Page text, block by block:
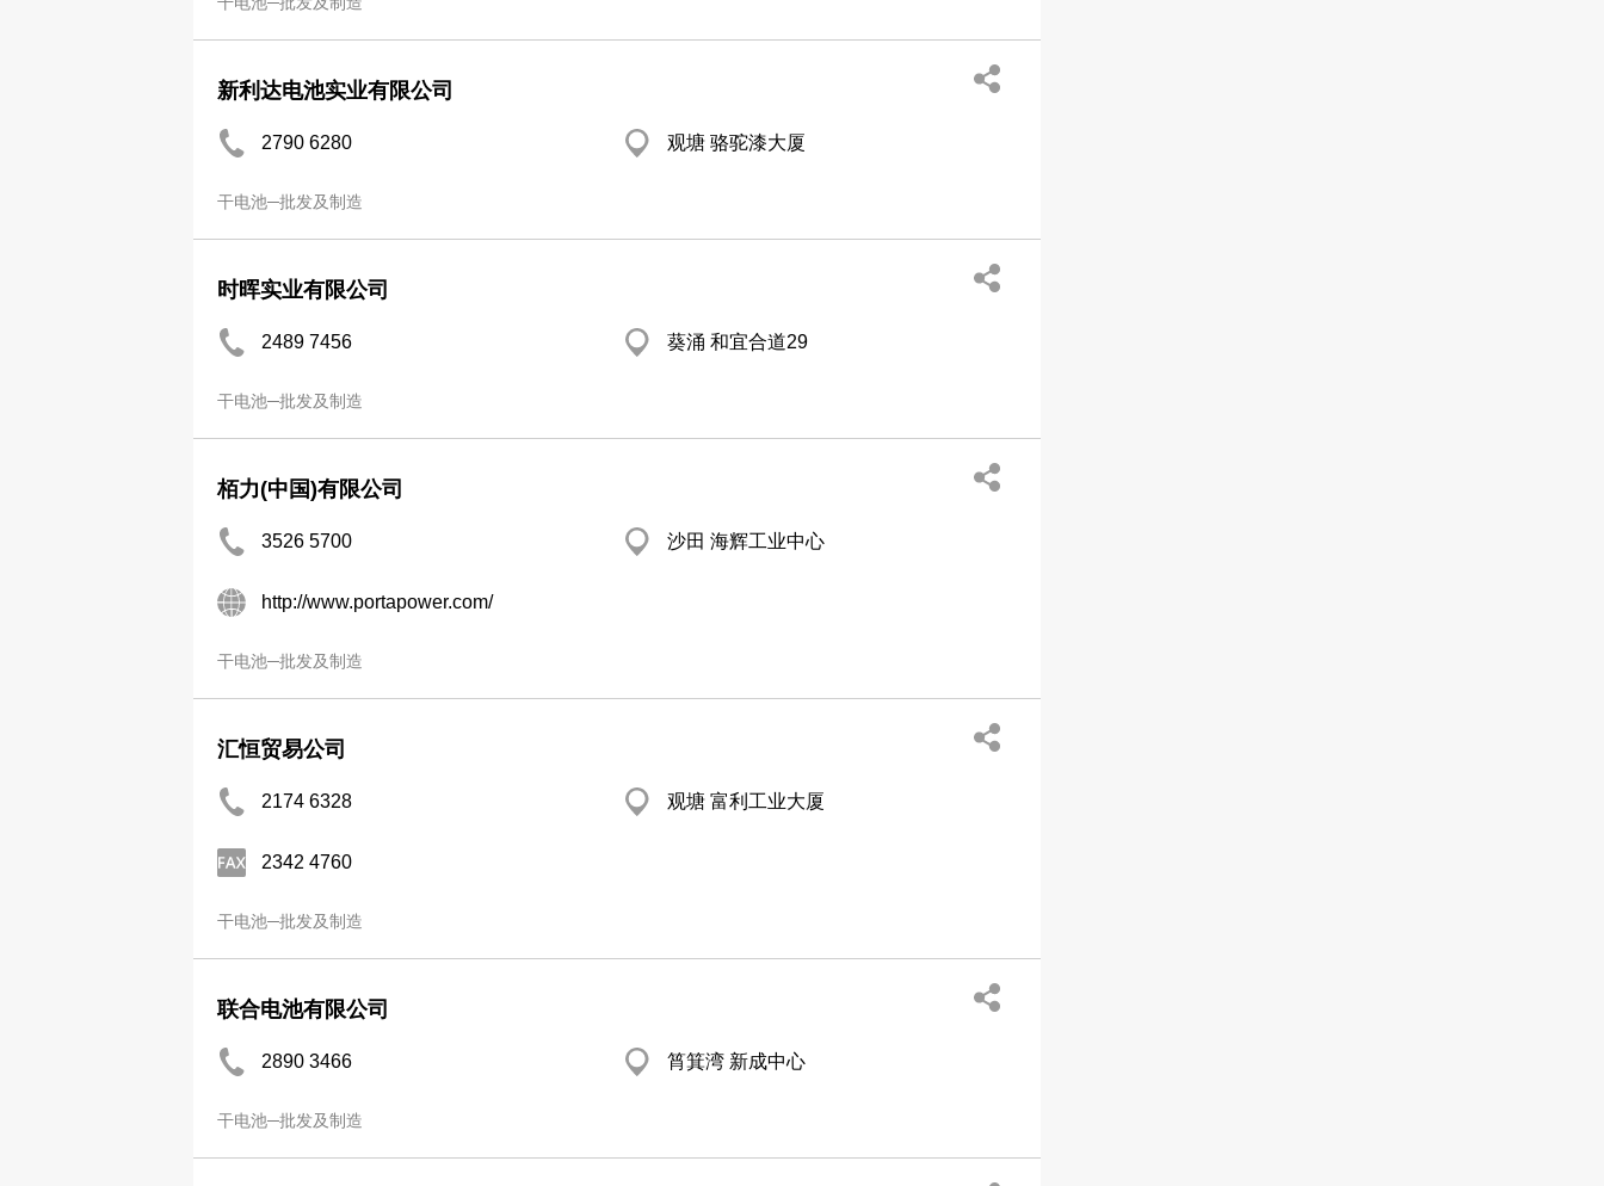
新利达电池实业有限公司
2790 6280 观塘 骆驼漆大厦
干电池─批发及制造
时晖实业有限公司
2489 7456 葵涌 和宜合道29
干电池─批发及制造
栢力(中国)有限公司
3526 5700 沙田 海辉工业中心
http://www.portapower.com/
干电池─批发及制造
汇恒贸易公司
2174 6328 观塘 富利工业大厦
2342 4760
干电池─批发及制造
联合电池有限公司
2890 3466 筲箕湾 新成中心
干电池─批发及制造